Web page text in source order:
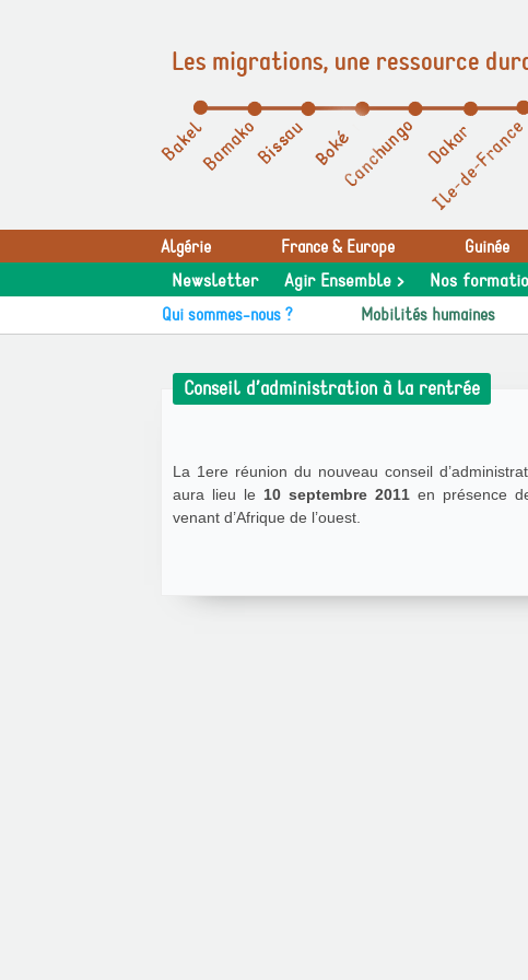
Les migrations, une ressource
Algérie France & Europe Guinée
Newsletter Agir Ensemble > Nos
Qui sommes-nous ? Mobilités humaines
Conseil d’administration à la rentrée
La 1ere réunion du nouveau conseil
aura lieu le 10 septembre 2011 en présence
venant d’Afrique de l’ouest.